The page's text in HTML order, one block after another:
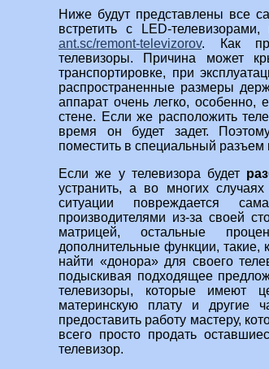
Ниже будут представлены все
встретить с LED-
ant.sc/remont-televizorov. Как
телевизоры. Причина может
транспортировке, при
распространенные размеры
аппарат очень легко, особенно,
стене. Если же расположить
время он будет задет.
поместить в специальный
Если же у телевизора будет
устранить, а во многих
ситуации повреждается
производителями из-за своей
матрицей, остальные
дополнительные функции, такие,
найти «донора» для своего
подыскивая подходящее
телевизоры, которые имеют
материнскую плату и другие
предоставить работу мастеру,
всего просто продать
телевизор.